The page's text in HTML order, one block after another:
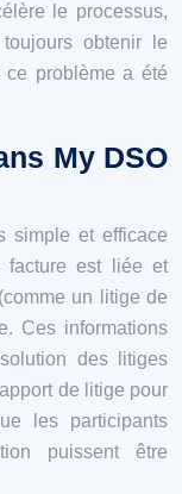
le processus,
obtenir le
ce problème a été
My DSO
simple et efficace
facture est liée et
un litige de
Ces informations
des litiges
de litige pour
les participants
puissent être